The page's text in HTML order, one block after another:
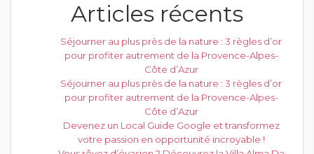
Articles récents
Séjourner au plus près de la nature : 3 règles d’or
pour profiter autrement de la Provence-Alpes-
Côte d’Azur
Séjourner au plus près de la nature : 3 règles d’or
pour profiter autrement de la Provence-Alpes-
Côte d’Azur
Devenez un Local Guide Google et transformez
votre passion en opportunité incroyable !